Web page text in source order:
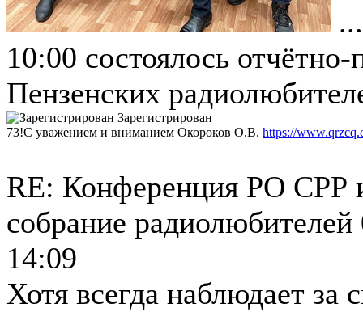
10:00 состоялось
Пензенских
Зарегистрирован
73!С уважением и вниманием Окороков О.В. https://
RE: Конференция РО СРР
собрание радиолюбителей
14:09
Хотя всегда наблюдает за